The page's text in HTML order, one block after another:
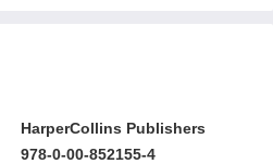
HarperCollins Publishers
978-0-00-852155-4